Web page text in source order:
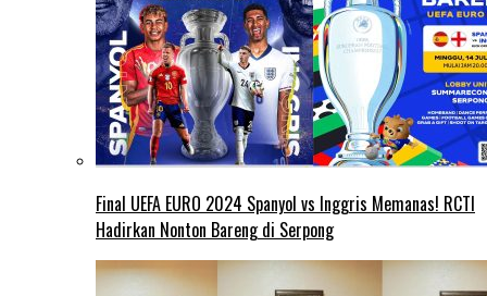
Final UEFA EURO 2024 Spanyol vs Inggris Memanas! RCTI
Hadirkan Nonton Bareng di Serpong